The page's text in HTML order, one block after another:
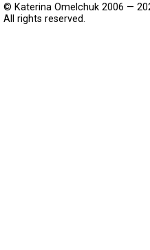
© Katerina Omelchuk 2006 —
All rights reserved.